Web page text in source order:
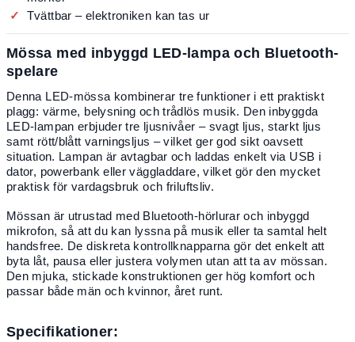
Tvättbar – elektroniken kan tas ur
Mössa med inbyggd LED-lampa och Bluetooth-
spelare
Denna LED-mössa kombinerar tre funktioner i ett praktiskt
plagg: värme, belysning och trådlös musik. Den inbyggda
LED-lampan erbjuder tre ljusnivåer – svagt ljus, starkt ljus
samt rött/blått varningsljus – vilket ger god sikt oavsett
situation. Lampan är avtagbar och laddas enkelt via USB i
dator, powerbank eller väggladdare, vilket gör den mycket
praktisk för vardagsbruk och friluftsliv.
Mössan är utrustad med Bluetooth-hörlurar och inbyggd
mikrofon, så att du kan lyssna på musik eller ta samtal helt
handsfree. De diskreta kontrollknapparna gör det enkelt att
byta låt, pausa eller justera volymen utan att ta av mössan.
Den mjuka, stickade konstruktionen ger hög komfort och
passar både män och kvinnor, året runt.
Specifikationer: